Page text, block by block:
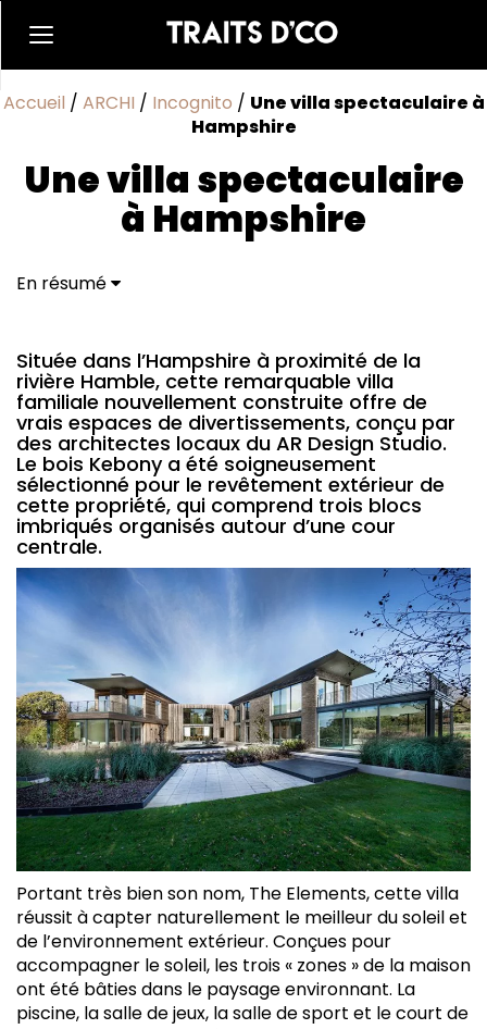
Accueil / ARCHI / Incognito / Une villa spectaculaire à
Hampshire
Une villa spectaculaire
à Hampshire
En résumé
Située dans l’Hampshire à proximité de la
rivière Hamble, cette remarquable villa
familiale nouvellement construite offre de
vrais espaces de divertissements, conçu par
des architectes locaux du AR Design Studio.
Le bois Kebony a été soigneusement
sélectionné pour le revêtement extérieur de
cette propriété, qui comprend trois blocs
imbriqués organisés autour d’une cour
centrale.
Portant très bien son nom, The Elements, cette villa
réussit à capter naturellement le meilleur du soleil et
de l’environnement extérieur. Conçues pour
accompagner le soleil, les trois « zones » de la maison
ont été bâties dans le paysage environnant. La
piscine, la salle de jeux, la salle de sport et le court de